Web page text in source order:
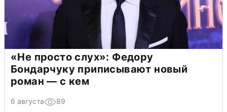
«Не просто слух»: Федору
Бондарчуку приписывают новый
роман — с кем
6 августа 89